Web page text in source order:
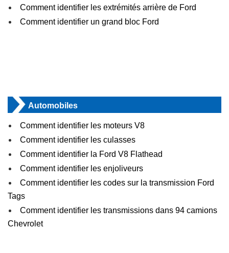
Comment identifier les extrémités arrière de Ford
Comment identifier un grand bloc Ford
Automobiles
Comment identifier les moteurs V8
Comment identifier les culasses
Comment identifier la Ford V8 Flathead
Comment identifier les enjoliveurs
Comment identifier les codes sur la transmission Ford
Tags
Comment identifier les transmissions dans 94 camions
Chevrolet